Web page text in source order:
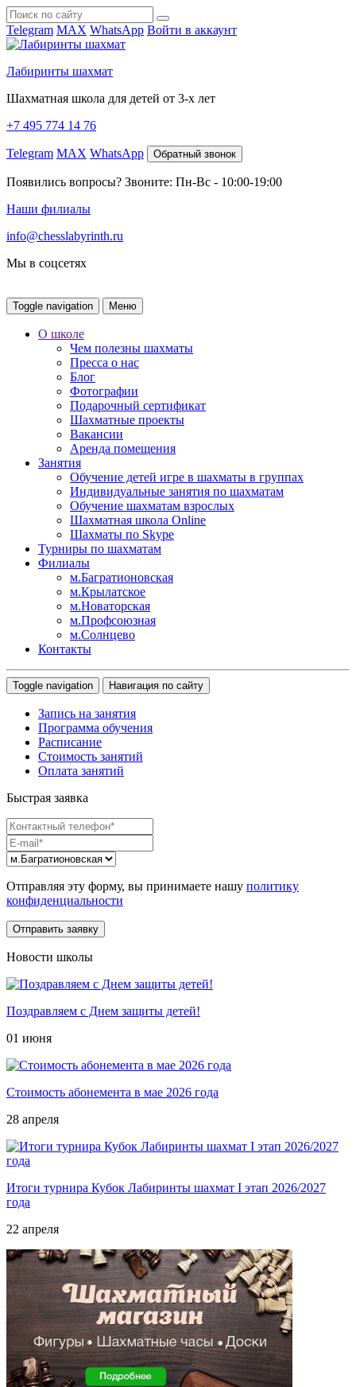
Telegram MAX WhatsApp Войти в аккаунт
Лабиринты шахмат
Шахматная школа для детей от 3-х лет
+7 495 774 14 76
Telegram MAX WhatsApp Обратный звонок
Появились вопросы? Звоните: Пн-Вс - 10:00-19:00
Наши филиалы
info@chesslabyrinth.ru
Мы в соцсетях
Toggle navigation Меню
О школе
Чем полезны шахматы
Пресса о нас
Блог
Фотографии
Подарочный сертификат
Шахматные проекты
Вакансии
Аренда помещения
Занятия
Обучение детей игре в шахматы в группах
Индивидуальные занятия по шахматам
Обучение шахматам взрослых
Шахматная школа Online
Шахматы по Skype
Турниры по шахматам
Филиалы
м.Багратионовская
м.Крылатское
м.Новаторская
м.Профсоюзная
м.Солнцево
Контакты
Toggle navigation Навигация по сайту
Запись на занятия
Программа обучения
Расписание
Стоимость занятий
Оплата занятий
Быстрая заявка
Отправляя эту форму, вы принимаете нашу политику
конфиденциальности
Новости школы
Поздравляем с Днем защиты детей!
01 июня
Стоимость абонемента в мае 2026 года
28 апреля
Итоги турнира Кубок Лабиринты шахмат I этап 2026/2027
года
22 апреля